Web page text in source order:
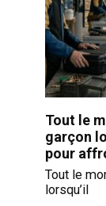
Tout le
garçon
pour
Tout le
lorsqu’il